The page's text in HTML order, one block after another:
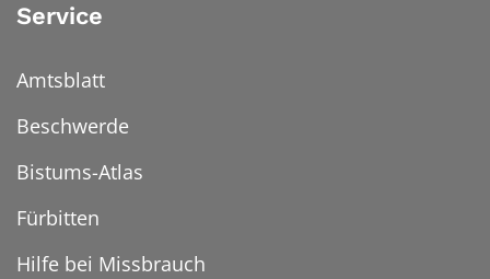
Service
Amtsblatt
Beschwerde
Bistums-Atlas
Fürbitten
Hilfe bei Missbrauch